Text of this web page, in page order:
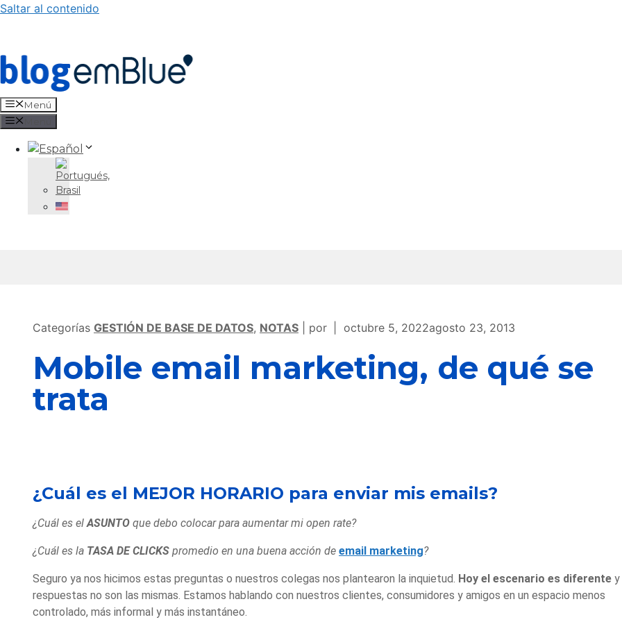
Saltar al contenido
Menú
Categorías GESTIÓN DE BASE DE DATOS, NOTAS por octubre 5, 2022agosto 23, 2013
Mobile email marketing, de qué se
trata
¿Cuál es el MEJOR HORARIO para enviar mis emails?
¿Cuál es elASUNTO que debo colocar para aumentar mi open rate?
¿Cuál es la TASA DE CLICKS promedio en una buena acción de email marketing?
Seguro ya nos hicimos estas preguntas o nuestros colegas nos plantearon la inquietud. Hoy el escenario es diferente y
respuestas no son las mismas. Estamos hablando con nuestros clientes, consumidores y amigos en un espacio menos
controlado, más informal y más instantáneo.